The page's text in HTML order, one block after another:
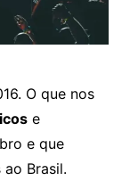
O que nos
e
e que
Brasil.